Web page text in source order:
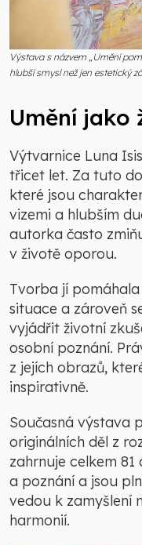
Výstava s názvem „Umění
hlubší smysl než jen estetický
Umění jako
Výtvarnice Luna
třicet let. Za tuto
které jsou
vizemi a hlubším
autorka často
v životě oporou.
Tvorba jí
situace a zároveň
vyjádřit životní
osobní poznání.
z jejích obrazů,
inspirativně.
Současná výstava
originálních děl z
zahrnuje celkem
a poznání a jsou
vedou k zamyšlení
harmonií.